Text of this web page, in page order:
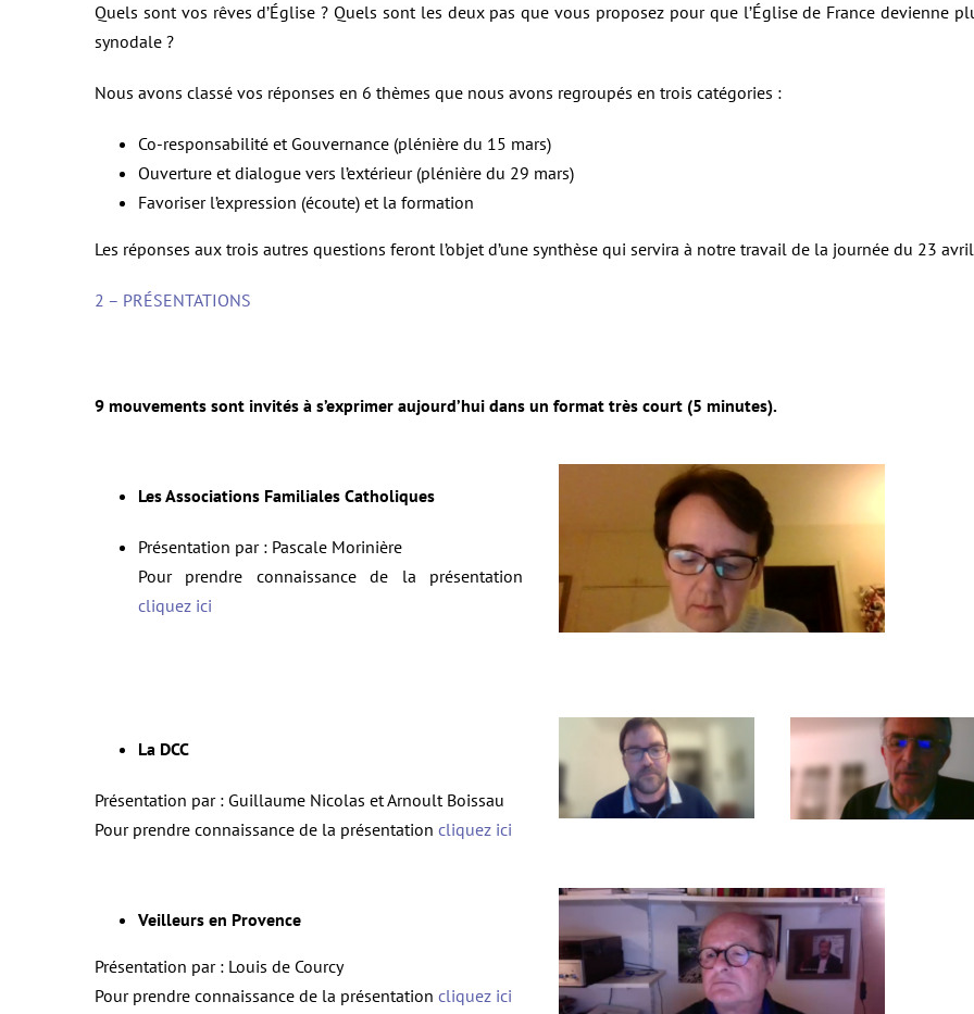
Quels sont vos rêves d’Église ? Quels sont les deux pas que vous proposez pour que l’Église de France devienne
synodale ?
Nous avons classé vos réponses en 6 thèmes que nous avons regroupés en trois catégories :
Co-responsabilité et Gouvernance (plénière du 15 mars)
Ouverture et dialogue vers l’extérieur (plénière du 29 mars)
Favoriser l’expression (écoute) et la formation
Les réponses aux trois autres questions feront l’objet d’une synthèse qui servira à notre travail de la journée du 23
2 – PRÉSENTATIONS
9 mouvements sont invités à s’exprimer aujourd’hui dans un format très court (5 minutes).
Les Associations Familiales Catholiques
Présentation par : Pascale Morinière
Pour prendre connaissance de la présentation
cliquez ici
La DCC
Présentation par : Guillaume Nicolas et Arnoult Boissau
Pour prendre connaissance de la présentation cliquez ici
Veilleurs en Provence
Présentation par : Louis de Courcy
Pour prendre connaissance de la présentation cliquez ici